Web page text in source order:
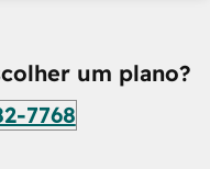
um plano?
7768